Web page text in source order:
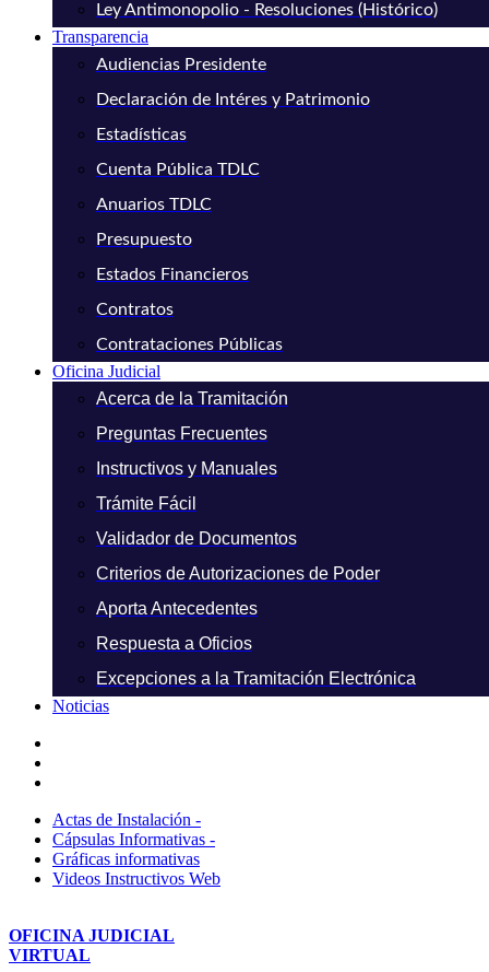
Ley Antimonopolio - Resoluciones (Histórico)
Transparencia
Audiencias Presidente
Declaración de Intéres y Patrimonio
Estadísticas
Cuenta Pública TDLC
Anuarios TDLC
Presupuesto
Estados Financieros
Contratos
Contrataciones Públicas
Oficina Judicial
Acerca de la Tramitación
Preguntas Frecuentes
Instructivos y Manuales
Trámite Fácil
Validador de Documentos
Criterios de Autorizaciones de Poder
Aporta Antecedentes
Respuesta a Oficios
Excepciones a la Tramitación Electrónica
Noticias
Actas de Instalación -
Cápsulas Informativas -
Gráficas informativas
Videos Instructivos Web
OFICINA JUDICIAL
VIRTUAL